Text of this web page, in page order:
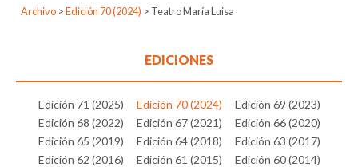
Archivo > Edición 70 (2024) > Teatro María Luisa
EDICIONES
Edición 71 (2025) Edición 70 (2024)
Edición 69 (2023)
Edición 68 (2022)
Edición 67 (2021)
Edición 66 (2020)
Edición 65 (2019)
Edición 64 (2018)
Edición 63 (2017)
Edición 62 (2016)
Edición 61 (2015)
Edición 60 (2014)